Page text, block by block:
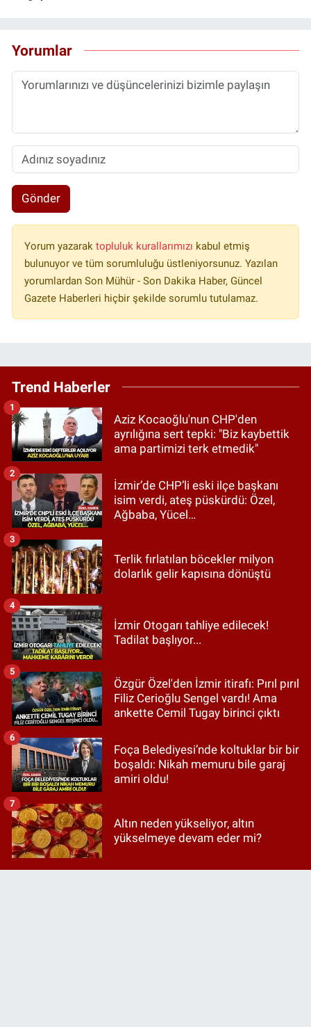
Yorumlar
Gönder
Yorum yazarak topluluk kurallarımızı kabul etmiş
bulunuyor ve tüm sorumluluğu üstleniyorsunuz. Yazılan
yorumlardan Son Mühür - Son Dakika Haber, Güncel
Gazete Haberleri hiçbir şekilde sorumlu tutulamaz.
Trend Haberler
Aziz Kocaoğlu'nun CHP'den
ayrılığına sert tepki: "Biz kaybettik
ama partimizi terk etmedik"
1
İzmir’de CHP’li eski ilçe başkanı
isim verdi, ateş püskürdü: Özel,
Ağbaba, Yücel…
2
Terlik fırlatılan böcekler milyon
dolarlık gelir kapısına dönüştü
3
İzmir Otogarı tahliye edilecek!
Tadilat başlıyor...
4
Özgür Özel'den İzmir itirafı: Pırıl pırıl
Filiz Cerioğlu Sengel vardı! Ama
ankette Cemil Tugay birinci çıktı
5
Foça Belediyesi’nde koltuklar bir bir
boşaldı: Nikah memuru bile garaj
amiri oldu!
6
Altın neden yükseliyor, altın
yükselmeye devam eder mi?
7